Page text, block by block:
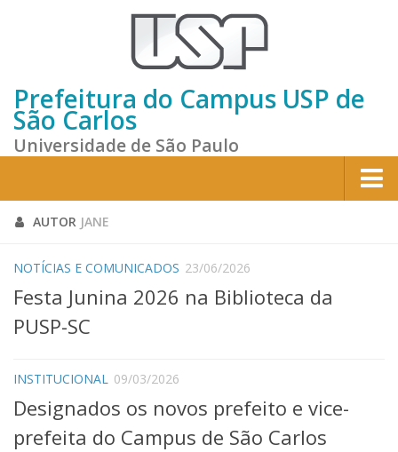
Prefeitura do Campus USP de
São Carlos
Universidade de São Paulo
Home
Gestão atual
Comissões Internas
Pessoas
AUTOR JANE
NOTÍCIAS E COMUNICADOS 23/06/2026
Festa Junina 2026 na Biblioteca da
PUSP-SC
INSTITUCIONAL 09/03/2026
Designados os novos prefeito e vice-
prefeita do Campus de São Carlos